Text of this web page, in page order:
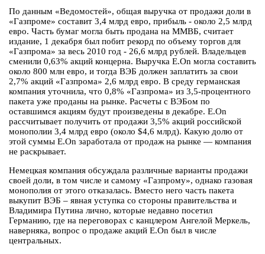
По данным «Ведомостей», общая выручка от продажи доли в
«Газпроме» составит 3,4 млрд евро, прибыль - около 2,5 млрд
евро. Часть бумаг могла быть продана на ММВБ, считает
издание, 1 декабря был побит рекорд по объему торгов для
«Газпрома» за весь 2010 год - 26,6 млрд рублей. Владельцев
сменили 0,63% акций концерна. Выручка E.On могла составить
около 800 млн евро, и тогда ВЭБ должен заплатить за свои
2,7% акций «Газпрома» 2,6 млрд евро. В среду германская
компания уточнила, что 0,8% «Газпрома» из 3,5-процентного
пакета уже проданы на рынке. Расчеты с ВЭБом по
оставшимся акциям будут произведены в декабре. E.On
рассчитывает получить от продажи 3,5% акций российской
монополии 3,4 млрд евро (около $4,6 млрд). Какую долю от
этой суммы E.On заработала от продаж на рынке — компания
не раскрывает.
Немецкая компания обсуждала различные варианты продажи
своей доли, в том числе и самому «Газпрому», однако газовая
монополия от этого отказалась. Вместо него часть пакета
выкупит ВЭБ – явная уступка со стороны правительства и
Владимира Путина лично, которые недавно посетил
Германию, где на переговорах с канцлером Ангелой Меркель,
наверняка, вопрос о продаже акций E.On был в числе
центральных.